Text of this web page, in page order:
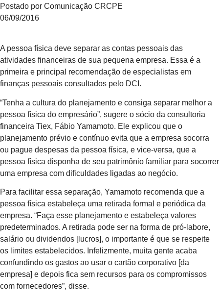
Postado por Comunicação CRCPE
06/09/2016
A pessoa física deve separar as contas pessoais das
atividades financeiras de sua pequena empresa. Essa é a
primeira e principal recomendação de especialistas em
finanças pessoais consultados pelo DCI.
“Tenha a cultura do planejamento e consiga separar melhor a
pessoa física do empresário”, sugere o sócio da consultoria
financeira Tiex, Fábio Yamamoto. Ele explicou que o
planejamento prévio e contínuo evita que a empresa socorra
ou pague despesas da pessoa física, e vice-versa, que a
pessoa física disponha de seu patrimônio familiar para socorrer
uma empresa com dificuldades ligadas ao negócio.
Para facilitar essa separação, Yamamoto recomenda que a
pessoa física estabeleça uma retirada formal e periódica da
empresa. “Faça esse planejamento e estabeleça valores
predeterminados. A retirada pode ser na forma de pró-labore,
salário ou dividendos [lucros], o importante é que se respeite
os limites estabelecidos. Infelizmente, muita gente acaba
confundindo os gastos ao usar o cartão corporativo [da
empresa] e depois fica sem recursos para os compromissos
com fornecedores”, disse.